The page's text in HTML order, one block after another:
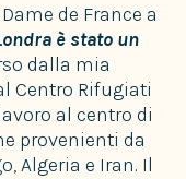
de France a
è stato un
dalla mia
Centro Rifugiati
al centro di
provenienti da
Algeria e Iran. Il